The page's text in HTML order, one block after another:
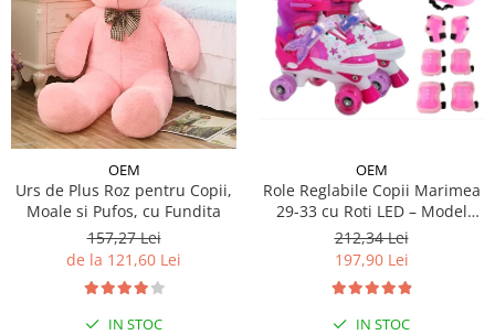
OEM
Urs de Plus Roz pentru Copii,
Moale si Pufos, cu Fundita
157,27 Lei
de la 121,60 Lei
IN STOC
OEM
Role Reglabile Copii Marimea
29-33 cu Roti LED – Model
Sirena, SET PROTECTIE
INCLUS
212,34 Lei
197,90 Lei
IN STOC